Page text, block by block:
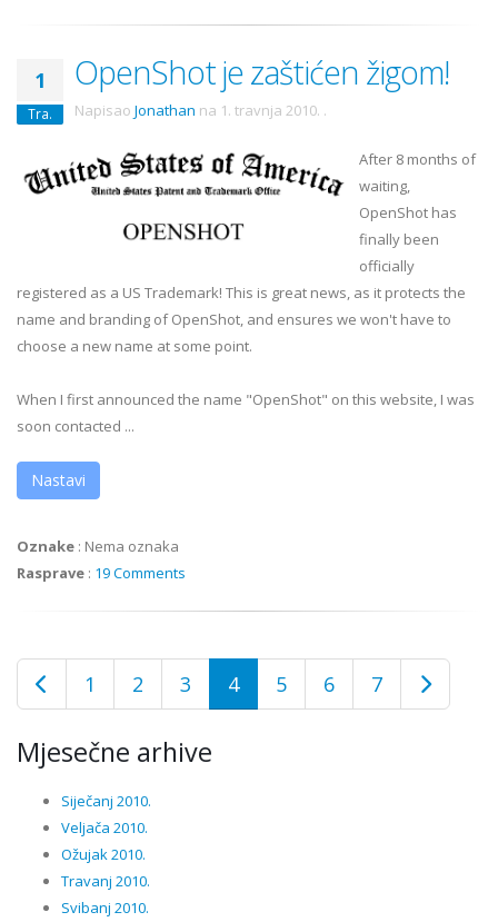
1
Tra.
OpenShot je zaštićen žigom!
Napisao Jonathan na 1. travnja 2010. .
After 8 months of
waiting,
OpenShot has
finally been
officially
registered as a US Trademark! This is great news, as it protects the
name and branding of OpenShot, and ensures we won't have to
choose a new name at some point.
When I first announced the name "OpenShot" on this website, I was
soon contacted ...
Nastavi
Oznake : Nema oznaka
Rasprave : 19 Comments
1 2 3 4 5 6 7
Mjesečne arhive
Siječanj 2010.
Veljača 2010.
Ožujak 2010.
Travanj 2010.
Svibanj 2010.